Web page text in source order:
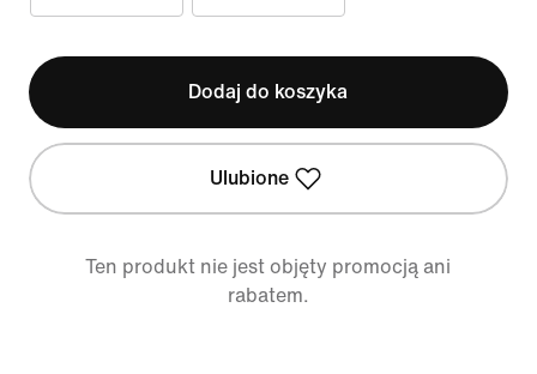
Dodaj do koszyka
Ulubione
Ten produkt nie jest objęty promocją ani
rabatem.